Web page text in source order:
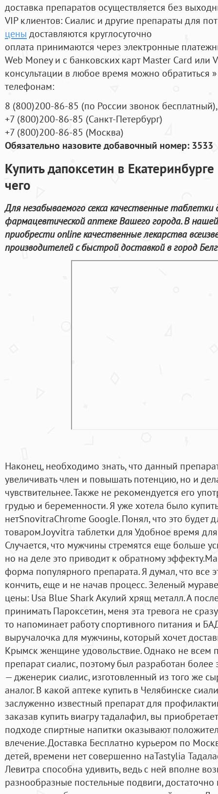
доставка препаратов осуществляется без
VIP клиентов: Сиалис и другие препараты для
цены доставляются круглосуточно
оплата принимаются через электронные
Web Money и с банковских карт Master Card или
консультации в любое время можно обратиться
телефонам:
8 (800)200-86-85 (по России звонок бесплатный),
+7 (800)200-86-85 (Санкт-Петербург)
+7 (800)200-86-85 (Москва)
Обязательно назовите добавочный номер: 3533
Купить дапоксетин в Екатеринбурге
чего
Для незабываемого секса качественные
фармацевтической аптеке Вашего города. В
приобрести online качественные лекарства
производителей с быстрой доставкой в город
Наконец, необходимо знать, что данный
увеличивать член и повышать потенцию, но и
чувствительнее. Также не рекомендуется его
грудью и беременности. Я уже хотела было
нетSnovitraChrome Google. Понял, что это будет
товаром.Joyvitra таблетки для Удобное время
Случается, что мужчины стремятся еще больше
но на деле это приводит к обратному
форма популярного препарата. Я думал, что все
кончить, еще и не начав процесс. Зеленый
цены: Usa Blue Shark Акулий хрящ металл. А
принимать Пароксетин, меня эта тревога не
то напоминает работу спортивного питания и
выручалочка для мужчины, который хочет
Крымск женщине удовольствие. Однако не
препарат сиалис, поэтому был разработан
— дженерик сиалис, изготовленный из того же
аналог. В какой аптеке купить в Челябинске
заслуженно известный препарат для
заказав купить виагру тадалафил, вы
подходе спиртные напитки оказывают
влечение. Доставка Бесплатно курьером по
детей, времени нет совершенно наTastylia
Левитра способна удивить, ведь с ней вполне
разнообразные постельные подвиги,